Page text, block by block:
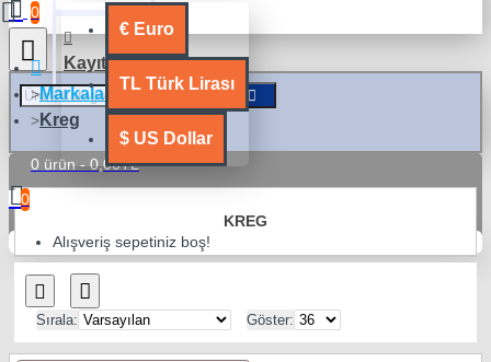
Kayıt Ol
€ Euro
TL Türk Lirası
$ US Dollar
0
0 ürün - 0,00TL
0
Alışveriş sepetiniz boş!
Markalar
Kreg
KREG
Sırala: Göster: